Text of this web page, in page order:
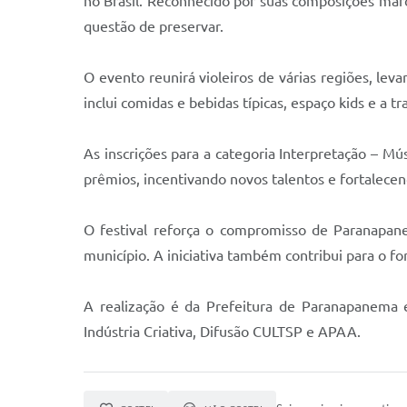
questão de preservar.
O evento reunirá violeiros de várias regiões,
inclui comidas e bebidas típicas, espaço kids e a
As inscrições para a categoria Interpretação –
prêmios, incentivando novos talentos e
O festival reforça o compromisso de
município. A iniciativa também contribui para o
A realização é da Prefeitura de
Indústria Criativa, Difusão CULTSP e APAA.